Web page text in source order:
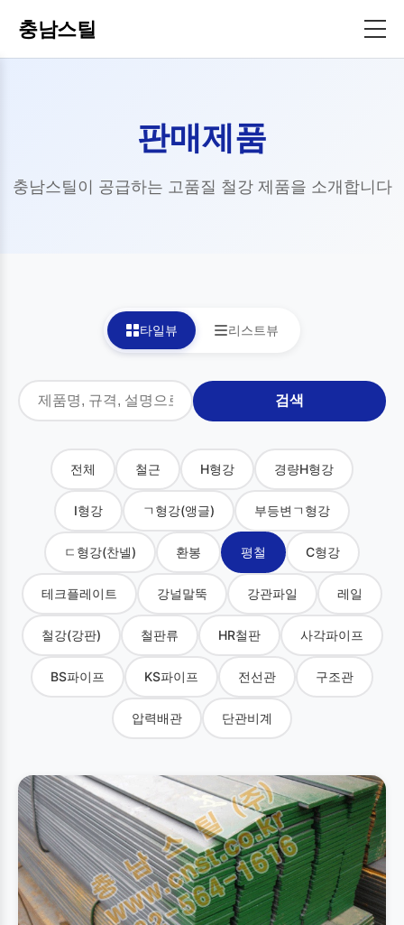
충남스틸
판매제품
충남스틸이 공급하는 고품질 철강 제품을 소개합니다
타일뷰 리스트뷰
검색
전체 철근 H형강 경량H형강
I형강 ㄱ형강(앵글) 부등변ㄱ형강
ㄷ형강(찬넬) 환봉 평철 C형강
테크플레이트 강널말뚝 강관파일 레일
철강(강판) 철판류 HR철판 사각파이프
BS파이프 KS파이프 전선관 구조관
압력배관 단관비계